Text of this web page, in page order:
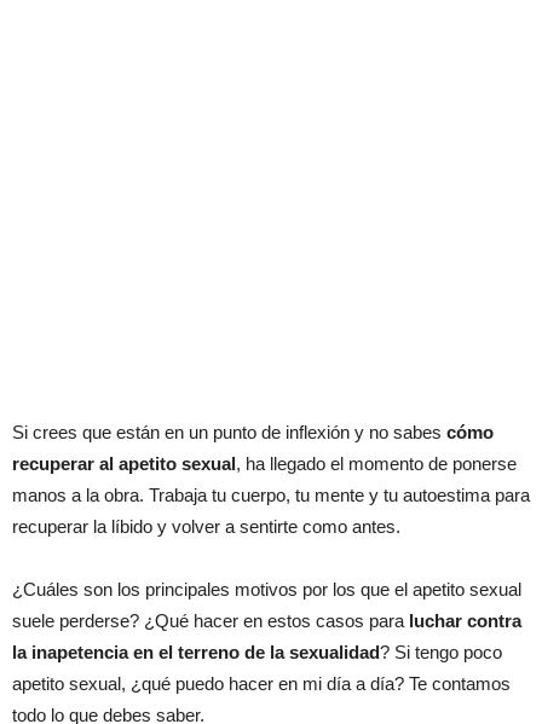
Si crees que están en un punto de inflexión y no sabes cómo
recuperar al apetito sexual, ha llegado el momento de ponerse
manos a la obra. Trabaja tu cuerpo, tu mente y tu autoestima para
recuperar la líbido y volver a sentirte como antes.
¿Cuáles son los principales motivos por los que el apetito sexual
suele perderse? ¿Qué hacer en estos casos para luchar contra
la inapetencia en el terreno de la sexualidad? Si tengo poco
apetito sexual, ¿qué puedo hacer en mi día a día? Te contamos
todo lo que debes saber.